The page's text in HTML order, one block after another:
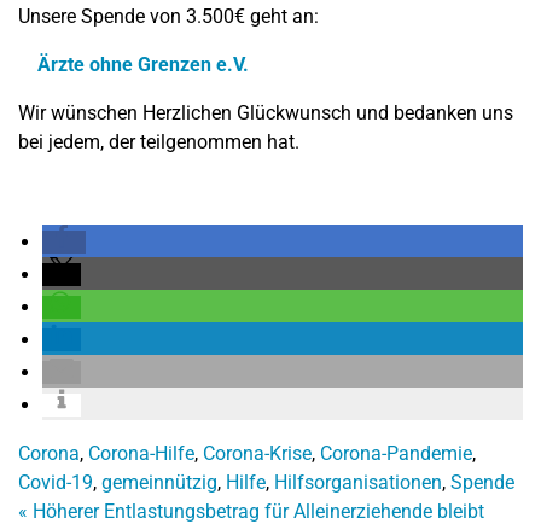
Unsere Spende von 3.500€ geht an:
Ärzte ohne Grenzen e.V.
Wir wünschen Herzlichen Glückwunsch und bedanken uns
bei jedem, der teilgenommen hat.
Corona, Corona-Hilfe, Corona-Krise, Corona-Pandemie,
Covid-19, gemeinnützig, Hilfe, Hilfsorganisationen, Spende
« Höherer Entlastungsbetrag für Alleinerziehende bleibt